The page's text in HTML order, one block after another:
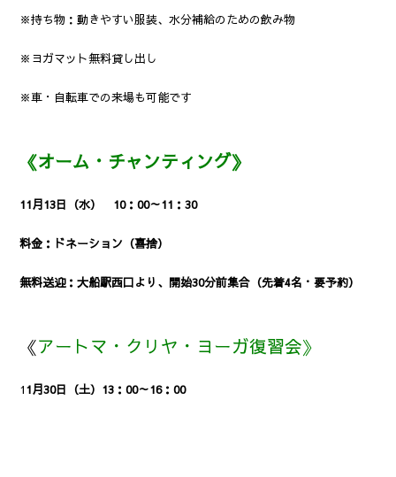
※持ち物：動きやすい服装、水分補給のための飲み物
※ヨガマット無料貸し出し
※車・自転車での来場も可能です
《オーム・チャンティング》
11月13日（水） 10：00～11：30
料金：ドネーション（喜捨）
無料送迎：大船駅西口より、開始30分前集合（先着4名・要予約）
《アートマ・クリヤ・ヨーガ復習会》
11月30日（土）13：00～16：00